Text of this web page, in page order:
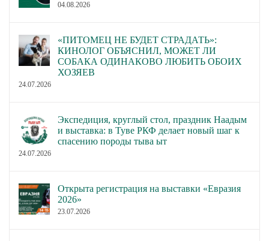
04.08.2026
«ПИТОМЕЦ НЕ БУДЕТ СТРАДАТЬ»:
КИНОЛОГ ОБЪЯСНИЛ, МОЖЕТ ЛИ
СОБАКА ОДИНАКОВО ЛЮБИТЬ ОБОИХ
ХОЗЯЕВ
24.07.2026
Экспедиция, круглый стол, праздник Наадым
и выставка: в Туве РКФ делает новый шаг к
спасению породы тыва ыт
24.07.2026
Открыта регистрация на выставки «Евразия
2026»
23.07.2026